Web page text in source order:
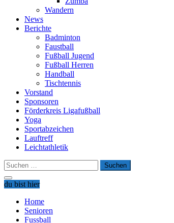
Wandern
News
Berichte
Badminton
Faustball
Fußball Jugend
Fußball Herren
Handball
Tischtennis
Vorstand
Sponsoren
Förderkreis Ligafußball
Yoga
Sportabzeichen
Lauftreff
Leichtathletik
Suchen
nach:
du bist hier
Home
Senioren
Fussball